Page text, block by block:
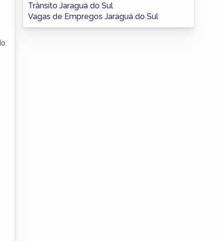
Trânsito Jaraguá do Sul
Vagas de Empregos Jaraguá do Sul